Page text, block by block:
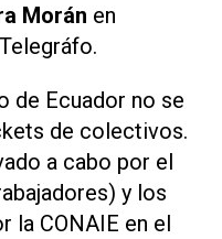
Morán en
.
de Ecuador no se
de colectivos.
a cabo por el
y los
la CONAIE en el